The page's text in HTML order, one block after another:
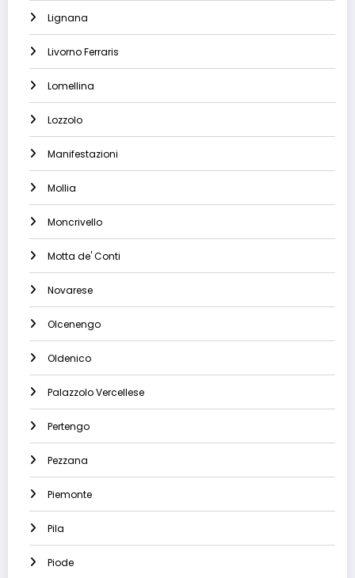
Lignana
Livorno Ferraris
Lomellina
Lozzolo
Manifestazioni
Mollia
Moncrivello
Motta de' Conti
Novarese
Olcenengo
Oldenico
Palazzolo Vercellese
Pertengo
Pezzana
Piemonte
Pila
Piode